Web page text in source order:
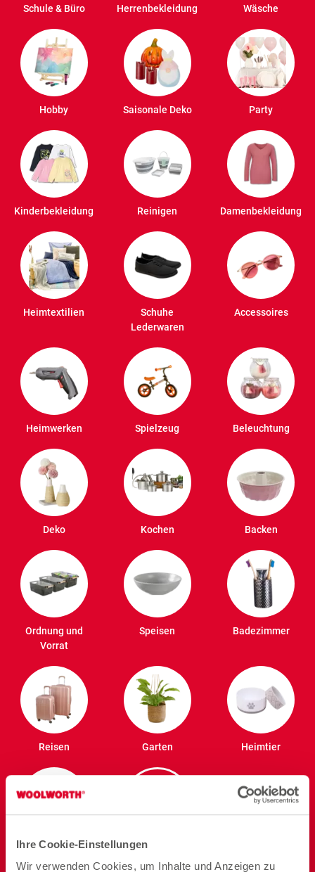
Ihre Cookie-Einstellungen
Wir verwenden Cookies, um Inhalte und Anzeigen zu
Schule & Büro Herrenbekleidung Wäsche
Hobby Saisonale Deko Party
Kinderbekleidung Reinigen Damenbekleidung
Heimtextilien
Schuhe
Lederwaren
Accessoires
Heimwerken Spielzeug Beleuchtung
Deko Kochen Backen
Ordnung und
Vorrat
Speisen Badezimmer
Reisen Garten Heimtier
Elektro